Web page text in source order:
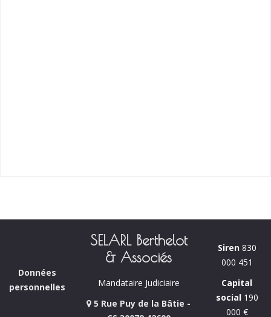
Données
personnelles
SELARL Berthelot
& Associés
Mandataire Judiciaire
5 Rue Puy de la Bâtie -
Siren830
000 451
Capital
social190
000 €